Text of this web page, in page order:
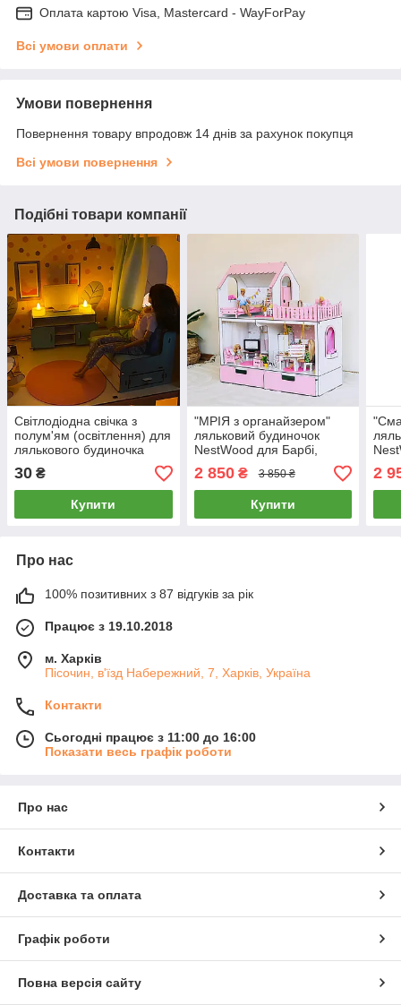
Оплата картою Visa, Mastercard - WayForPay
Всі умови оплати
Умови повернення
Повернення товару впродовж 14 днів за рахунок покупця
Всі умови повернення
Подібні товари компанії
Світлодіодна свічка з
полум'ям (освітлення) для
лялькового будиночка
NestWood, на батарейках
30 ₴
Купити
"МРІЯ з органайзером"
ляльковий будиночок
NestWood для Барбі,
рожевий + вітальня
2 850₴ 3 850 ₴
Купити
та
2
Про нас
100% позитивних з 87 відгуків за рік
Працює з 19.10.2018
м. Харків
Пісочин, в'їзд Набережний, 7, Харків, Україна
Контакти
Сьогодні працює з 11:00 до 16:00
Показати весь графік роботи
Про нас
Контакти
Доставка та оплата
Графік роботи
Повна версія сайту